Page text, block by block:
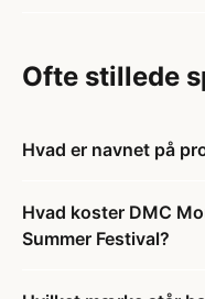
Ofte stillede
Hvad er navnet på
Hvad koster DMC
Summer Festival?